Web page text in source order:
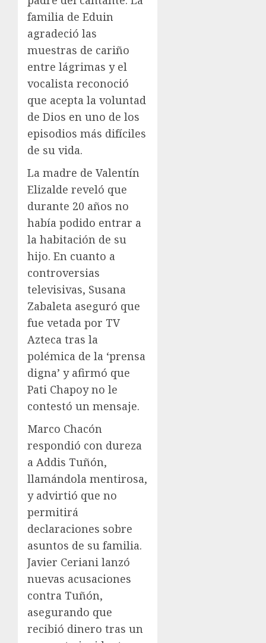
familia de Eduin
agradeció las
muestras de cariño
entre lágrimas y el
vocalista reconoció
que acepta la voluntad
de Dios en uno de los
episodios más difíciles
de su vida.
La madre de Valentín
Elizalde reveló que
durante 20 años no
había podido entrar a
la habitación de su
hijo. En cuanto a
controversias
televisivas, Susana
Zabaleta aseguró que
fue vetada por TV
Azteca tras la
polémica de la ‘prensa
digna’ y afirmó que
Pati Chapoy no le
contestó un mensaje.
Marco Chacón
respondió con dureza
a Addis Tuñón,
llamándola mentirosa,
y advirtió que no
permitirá
declaraciones sobre
asuntos de su familia.
Javier Ceriani lanzó
nuevas acusaciones
contra Tuñón,
asegurando que
recibió dinero tras un